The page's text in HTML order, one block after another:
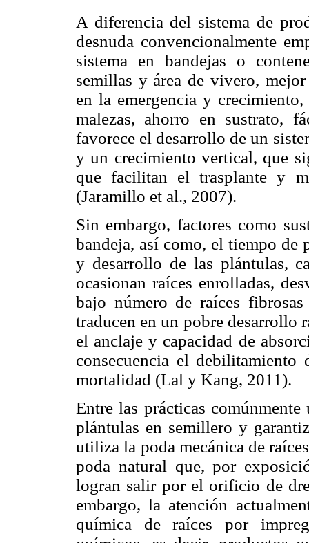
A diferencia del sistema de
desnuda convencionalmente
sistema en bandejas o
semillas y área de vivero,
en la emergencia y
malezas, ahorro en sustrato,
favorece el desarrollo de un
y un crecimiento vertical, que
que facilitan el trasplante y
(Jaramillo et al., 2007).
Sin embargo, factores como
bandeja, así como, el tiempo de
y desarrollo de las plántulas,
ocasionan raíces enrolladas,
bajo número de raíces
traducen en un pobre desarrollo
el anclaje y capacidad de
consecuencia el
mortalidad (Lal y Kang, 2011).
Entre las prácticas
plántulas en semillero y
utiliza la poda mecánica de
poda natural que, por
logran salir por el orificio de
embargo, la atención
química de raíces por